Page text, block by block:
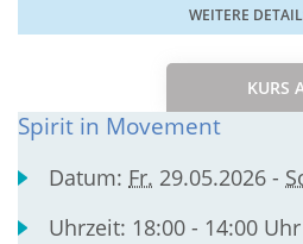
WEITERE
KURS
Spirit in Movement
Datum: Fr. 29.05.2026 -
Uhrzeit: 18:00 - 14:00 Uhr